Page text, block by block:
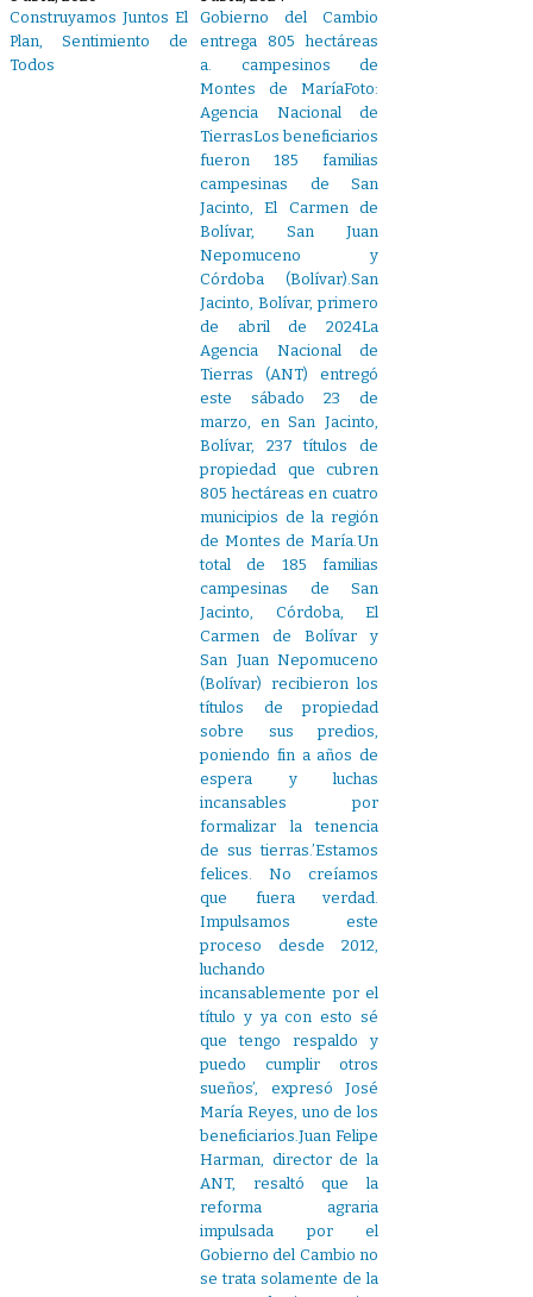
Construyamos Juntos El
Plan, Sentimiento de
Todos
Gobierno del Cambio
entrega 805 hectáreas
a. campesinos de
Montes de MaríaFoto:
Agencia Nacional de
TierrasLos beneficiarios
fueron 185 familias
campesinas de San
Jacinto, El Carmen de
Bolívar, San Juan
Nepomuceno y
Córdoba (Bolívar).San
Jacinto, Bolívar, primero
de abril de 2024La
Agencia Nacional de
Tierras (ANT) entregó
este sábado 23 de
marzo, en San Jacinto,
Bolívar, 237 títulos de
propiedad que cubren
805 hectáreas en cuatro
municipios de la región
de Montes de María.Un
total de 185 familias
campesinas de San
Jacinto, Córdoba, El
Carmen de Bolívar y
San Juan Nepomuceno
(Bolívar) recibieron los
títulos de propiedad
sobre sus predios,
poniendo fin a años de
espera y luchas
incansables por
formalizar la tenencia
de sus tierras.’Estamos
felices. No creíamos
que fuera verdad.
Impulsamos este
proceso desde 2012,
luchando
incansablemente por el
título y ya con esto sé
que tengo respaldo y
puedo cumplir otros
sueños’, expresó José
María Reyes, uno de los
beneficiarios.Juan Felipe
Harman, director de la
ANT, resaltó que la
reforma agraria
impulsada por el
Gobierno del Cambio no
se trata solamente de la